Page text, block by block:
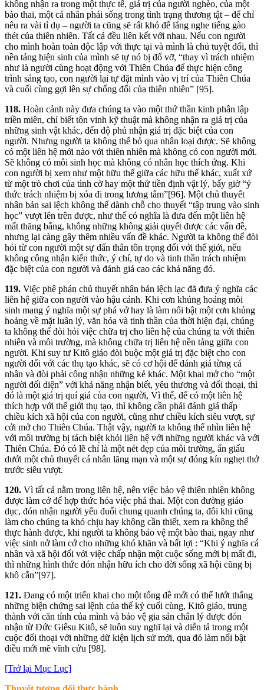
không nhận ra trong một thực tế, giá trị của người nghèo, của một
bào thai, một cá nhân phải sống trong tình trạng thương tật – để chỉ
nêu ra vài tỉ dụ – người ta cũng sẽ rất khó để lắng nghe tiếng gào
thét của thiên nhiên. Tất cả đều liên kết với nhau. Nếu con người
cho mình hoàn toàn độc lập với thực tại và mình là chủ tuyệt đối, thì
nền tảng hiện sinh của mình sẽ tự nó bị đổ vỡ, “thay vì trách nhiệm
như là người cùng hoạt động với Thiên Chúa để thực hiện công
trình sáng tạo, con người lại tự đặt mình vào vị trí của Thiên Chúa
và cuối cùng gợi lên sự chống đối của thiên nhiên” [95].
118. Hoàn cảnh này đưa chúng ta vào một thứ thần kinh phân lập
triền miên, chỉ biết tôn vinh kỹ thuật mà không nhận ra giá trị của
những sinh vật khác, đến độ phủ nhận giá trị đặc biệt của con
người. Nhưng người ta không thể bỏ qua nhân loại được. Sẽ không
có một liên hệ mới nào với thiên nhiên mà không có con người mới.
Sẽ không có môi sinh học mà không có nhân học thích ứng. Khi
con người bị xem như một hữu thể giữa các hữu thể khác, xuất xứ
từ một trò chơi của tình cờ hay một thứ tiền định vật lý, bấy giờ “ý
thức trách nhiệm bị xóa đi trong lương tâm”[96]. Một chủ thuyết
nhân bản sai lệch không thể dành chỗ cho thuyết “tập trung vào sinh
học” vượt lên trên được, như thế có nghĩa là đưa đến một liên hệ
mất thăng bằng, không những không giải quyết được các vấn đề,
nhưng lại càng gây thêm nhiều vấn đề khác. Người ta không thể đòi
hỏi từ con người một sự dấn thân tôn trọng đối với thế giới, nếu
không công nhận kiến thức, ý chí, tự do và tinh thần trách nhiệm
đặc biệt của con người và đánh giá cao các khả năng đó.
119. Việc phê phán chủ thuyết nhân bản lệch lạc đã đưa ý nghĩa các
liên hệ giữa con người vào hậu cảnh. Khi cơn khủng hoảng môi
sinh mang ý nghĩa một sự phá vở hay là làm nổi bật một cơn khủng
hoảng về mặt luân lý, văn hóa và tinh thần của thời hiện đại, chúng
ta không thể đòi hỏi việc chữa trị cho liên hệ của chúng ta với thiên
nhiên và môi trường, mà không chữa trị liên hệ nền tảng giữa con
người. Khi suy tư Kitô giáo đòi buộc một giá trị đặc biệt cho con
người đối với các thụ tạo khác, sẽ có cơ hội để đánh giá từng cá
nhân và đòi phải công nhận những kẻ khác. Một khai mở cho “một
người đối diện” với khả năng nhận biết, yêu thương và đối thoại, thì
đó là một giá trị quí giá của con người, Vì thế, để có một liên hệ
thích hợp với thế giới thụ tạo, thì không cần phải đánh giá thấp
chiều kích xã hội của con người, cũng như chiều kích siêu vượt, sự
cởi mở cho Thiên Chúa. Thật vậy, người ta không thể nhìn liên hệ
với môi trường bị tách biệt khỏi liên hệ với những người khác và với
Thiên Chúa. Đó có lẽ chỉ là một nét đẹp của môi trường, ẩn giấu
dưới một chủ thuyết cá nhân lãng mạn và một sự đóng kín nghẹt thở
trước siêu vượt.
120. Vì tất cả nằm trong liên hệ, nên việc bảo vệ thiên nhiên không
được làm cớ để hợp thức hóa việc phá thai. Một con đường giáo
dục, đón nhận người yếu đuối chung quanh chúng ta, đôi khi cũng
làm cho chúng ta khó chịu hay không cần thiết, xem ra không thể
thực hành được, khi người ta không bảo vệ một bào thai, ngay như
việc sinh nở làm cớ cho những khó khăn và bất lợi : “Khi ý nghĩa cá
nhân và xã hội đối với việc chấp nhận một cuộc sống mới bị mất đi,
thì những hình thức đón nhận hữu ích cho đời sống xã hội cũng bị
khô cằn”[97].
121. Đang có một triển khai cho một tổng đề mới có thể lướt thắng
những biện chứng sai lệnh của thế kỷ cuối cùng, Kitô giáo, trung
thành với căn tính của mình và bảo vệ gia sản chân lý được đón
nhận từ Đức Giêsu Kitô, sẽ luôn suy nghĩ lại và diễn tả trong một
cuộc đối thoại với những dữ kiện lịch sử mới, qua đó làm nổi bật
điều mới mẽ vĩnh cửu [98].
[Trở lại Mục Lục]